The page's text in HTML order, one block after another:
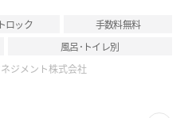
ロック
手数料無料
風呂･トイレ別
ジメント株式会社